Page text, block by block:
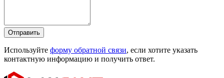
Отправить
Используйте форму обратной связи, если хотите указать
контактную информацию и получить ответ.